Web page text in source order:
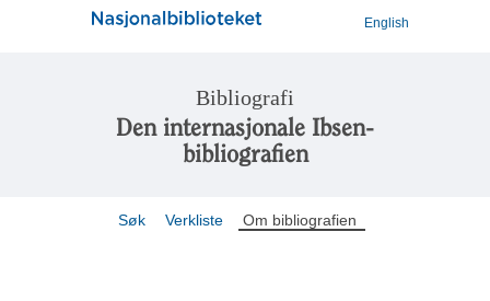
English
Bibliografi
Den internasjonale Ibsen-
bibliografien
Søk Verkliste Om bibliografien